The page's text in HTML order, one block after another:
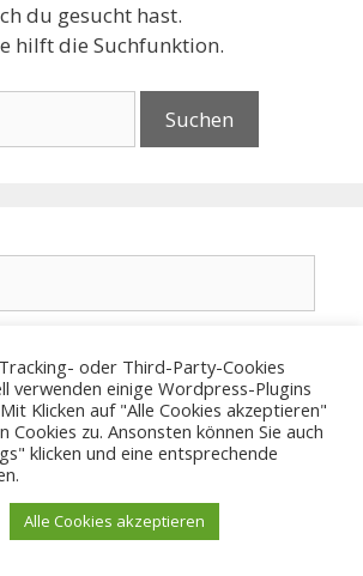
du gesucht hast.
hilft die Suchfunktion.
Projektmanagements• Erstellt mit
GeneratePress
oder Third-Party-Cookies
verwenden einige Wordpress-Plugins
Klicken auf "Alle Cookies akzeptieren"
Cookies zu. Ansonsten können Sie auch
klicken und eine entsprechende
Alle Cookies akzeptieren